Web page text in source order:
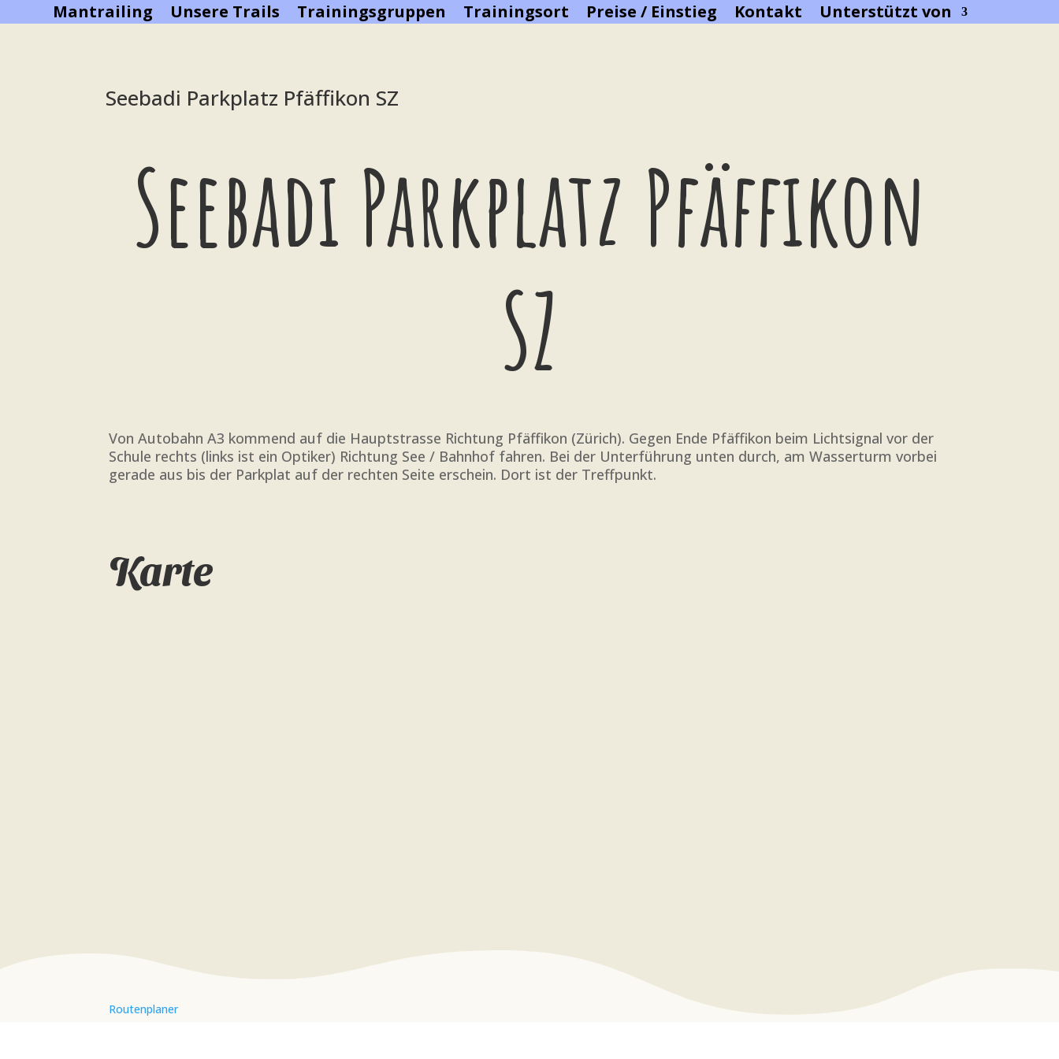
Mantrailing Unsere Trails Trainingsgruppen Trainingsort Preise / Einstieg Kontakt Unterstützt von
Seebadi Parkplatz Pfäffikon SZ
Seebadi Parkplatz Pfäffikon
SZ
Von Autobahn A3 kommend auf die Hauptstrasse Richtung Pfäffikon (Zürich). Gegen Ende Pfäffikon beim Lichtsignal vor der
Schule rechts (links ist ein Optiker) Richtung See / Bahnhof fahren. Bei der Unterführung unten durch, am Wasserturm vorbei
gerade aus bis der Parkplat auf der rechten Seite erschein. Dort ist der Treffpunkt.
Karte
Routenplaner